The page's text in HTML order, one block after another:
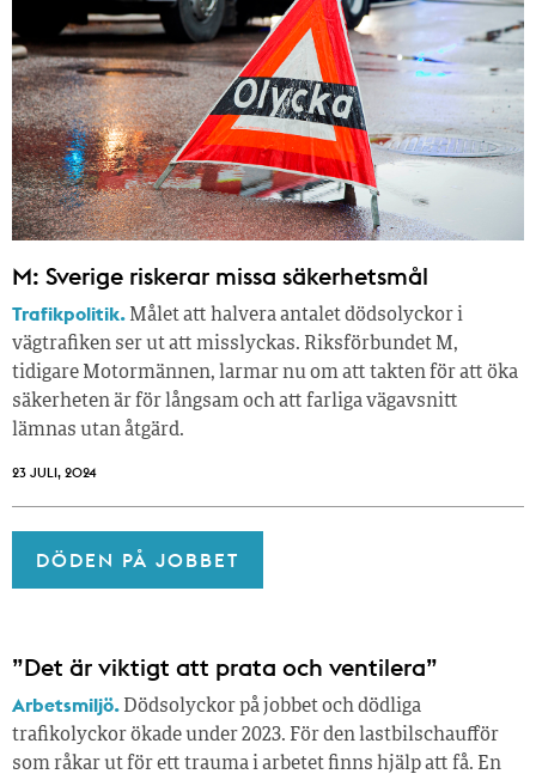
M: Sverige riskerar missa säkerhetsmål
Trafikpolitik. Målet att halvera antalet dödsolyckor i
vägtrafiken ser ut att misslyckas. Riksförbundet M,
tidigare Motormännen, larmar nu om att takten för att öka
säkerheten är för långsam och att farliga vägavsnitt
lämnas utan åtgärd.
23 JULI, 2024
DÖDEN PÅ JOBBET
”Det är viktigt att prata och ventilera”
Arbetsmiljö. Dödsolyckor på jobbet och dödliga
trafikolyckor ökade under 2023. För den lastbilschaufför
som råkar ut för ett trauma i arbetet finns hjälp att få. En